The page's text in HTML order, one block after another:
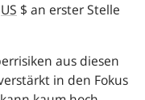
US $ an erster Stelle
aus diesen
in den Fokus